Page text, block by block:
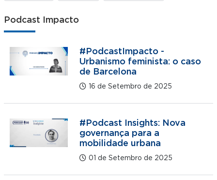
Podcast Impacto
#PodcastImpacto -
Urbanismo feminista: o caso
de Barcelona
16 de Setembro de 2025
#Podcast Insights: Nova
governança para a
mobilidade urbana
01 de Setembro de 2025